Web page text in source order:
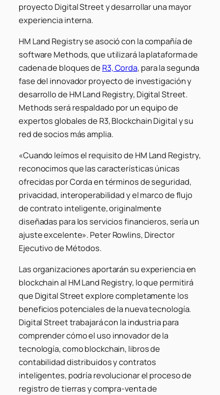
proyecto Digital Street y desarrollar una mayor
experiencia interna.
HM Land Registry se asoció con la compañía de
software Methods, que utilizará la plataforma de
cadena de bloques de R3, Corda, para la segunda
fase del innovador proyecto de investigación y
desarrollo de HM Land Registry, Digital Street.
Methods será respaldado por un equipo de
expertos globales de R3, Blockchain Digital y su
red de socios más amplia.
«Cuando leímos el requisito de HM Land Registry,
reconocimos que las características únicas
ofrecidas por Corda en términos de seguridad,
privacidad, interoperabilidad y el marco de flujo
de contrato inteligente, originalmente
diseñadas para los servicios financieros, sería un
ajuste excelente». Peter Rowlins, Director
Ejecutivo de Métodos.
Las organizaciones aportarán su experiencia en
blockchain al HM Land Registry, lo que permitirá
que Digital Street explore completamente los
beneficios potenciales de la nueva tecnología.
Digital Street trabajará con la industria para
comprender cómo el uso innovador de la
tecnología, como blockchain, libros de
contabilidad distribuidos y contratos
inteligentes, podría revolucionar el proceso de
registro de tierras y compra-venta de